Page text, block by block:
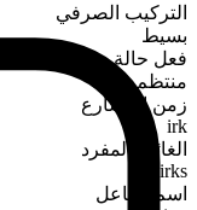
التركيب الصرفي
بسيط
فعل حالة
منتظم
زمن المضارع
irk
الغائب المفرد
irks
اسم الفاعل